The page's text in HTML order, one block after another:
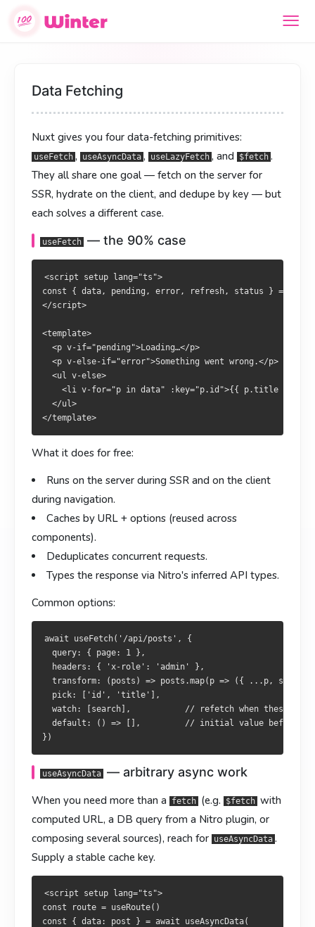
useLazyFetch 、 $fetch 。它们的共同目标是 —— 在服务端获
取、客户端复用、按 key 去重 —— 但各自适用的场景不同。
—— 90% 的场景
const { data, pending, error, refresh, status } = await
</script>
<template>
  <p v-if="pending">加载中…</p>
  <p v-else-if="error">出错了</p>
    <li v-for="p in data" :key="p.id">{{ p.title }}</li>
  </ul>
它自动做了：
SSR 阶段在服务端请求，客户端导航再走一次。
通过 Nitro 推导的 API 类型给响应加上类型。
await useFetch('/api/posts', {
  query: { page: 1 },
  headers: { 'x-role': 'admin' },
  pick: ['id', 'title'],
useAsyncData —— 任意异步逻辑
不是简单 fetch
（比如 URL 需要计算、要查询数据库、要合并多
个来源），用 useAsyncData ，并给一个稳定的 key ：
const route = useRoute()
  () => `post-${route.params.id}`,
  () => $fetch(`/api/posts/${route.params.id}`),
  { watch: [() => route.params.id] }
useFetch 就是
useAsyncData(key, () => $fetch(url,
的薄封装。
useLazyFetch 、 $fetch 。共同目標為 —— 於伺服器獲取、客戶
端重用、依 key 去重 —— 但各自適用情境不同。
—— 90% 情境
const { data, pending, error, refresh, status } = await
</script>
<template>
  <p v-if="pending">載入中…</p>
  <p v-else-if="error">發生錯誤</p>
    <li v-for="p in data" :key="p.id">{{ p.title }}</li>
  </ul>
它自動處理：
SSR 階段於伺服器請求，客戶端導航再執行一次。
透過 Nitro 推導的 API 型別賦予回應型別。
await useFetch('/api/posts', {
  query: { page: 1 },
  headers: { 'x-role': 'admin' },
  pick: ['id', 'title'],
useAsyncData —— 任意非同步邏輯
fetch （如 URL 需計算、要查資料庫、需合併多個來
源）時使用 useAsyncData ，並提供 穩定的 key：
const route = useRoute()
  () => `post-${route.params.id}`,
  () => $fetch(`/api/posts/${route.params.id}`),
  { watch: [() => route.params.id] }
實際上 useFetch 就是 useAsyncData(key, () => $fetch(url,
的薄封裝。
Data Fetching
Nuxt gives you four data-fetching primitives:
useFetch , useAsyncData , useLazyFetch , and $fetch .
They all share one goal — fetch on the server for
SSR, hydrate on the client, and dedupe by key — but
each solves a different case.
useFetch — the 90% case
<script setup lang="ts">
const { data, pending, error, refresh, status } =
</script>
<template>
  <p v-if="pending">Loading…</p>
  <p v-else-if="error">Something went wrong.</p>
  <ul v-else>
<li v-for="p in data" :key="p.id">{{ p.title }}</
  </ul>
What it does for free:
Runs on the server during SSR and on the client
during navigation.
Caches by URL + options (reused across
components).
Deduplicates concurrent requests.
Types the response via Nitro's inferred API types.
Common options:
await useFetch('/api/posts', {
  query: { page: 1 },
  headers: { 'x-role': 'admin' },
transform: (posts) => posts.map(p => ({ ...p,
  pick: ['id', 'title'],
watch: [search],           // refetch when these
default: () => [],         // initial value before
useAsyncData — arbitrary async work
When you need more than a fetch (e.g. $fetch with
computed URL, a DB query from a Nitro plugin, or
composing several sources), reach for useAsyncData .
Supply a stable cache key.
<script setup lang="ts">
const route = useRoute()
const { data: post } = await useAsyncData(